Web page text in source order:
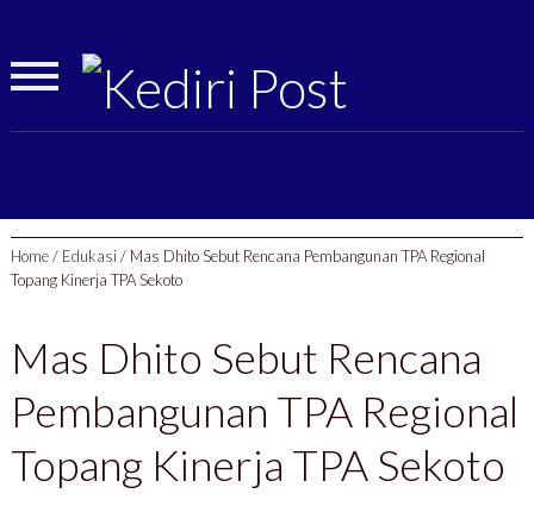
Home/ Edukasi / Mas Dhito Sebut Rencana Pembangunan TPA Regional
Topang Kinerja TPA Sekoto
Mas Dhito Sebut Rencana
Pembangunan TPA Regional
Topang Kinerja TPA Sekoto